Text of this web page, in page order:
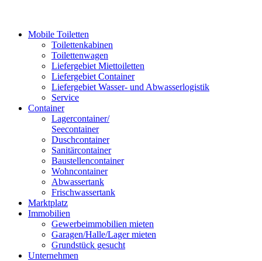
Mobile Toiletten
Toilettenkabinen
Toilettenwagen
Liefergebiet Miettoiletten
Liefergebiet Container
Liefergebiet Wasser- und Abwasserlogistik
Service
Container
Lagercontainer/
Seecontainer
Duschcontainer
Sanitärcontainer
Baustellencontainer
Wohncontainer
Abwassertank
Frischwassertank
Marktplatz
Immobilien
Gewerbeimmobilien mieten
Garagen/Halle/Lager mieten
Grundstück gesucht
Unternehmen